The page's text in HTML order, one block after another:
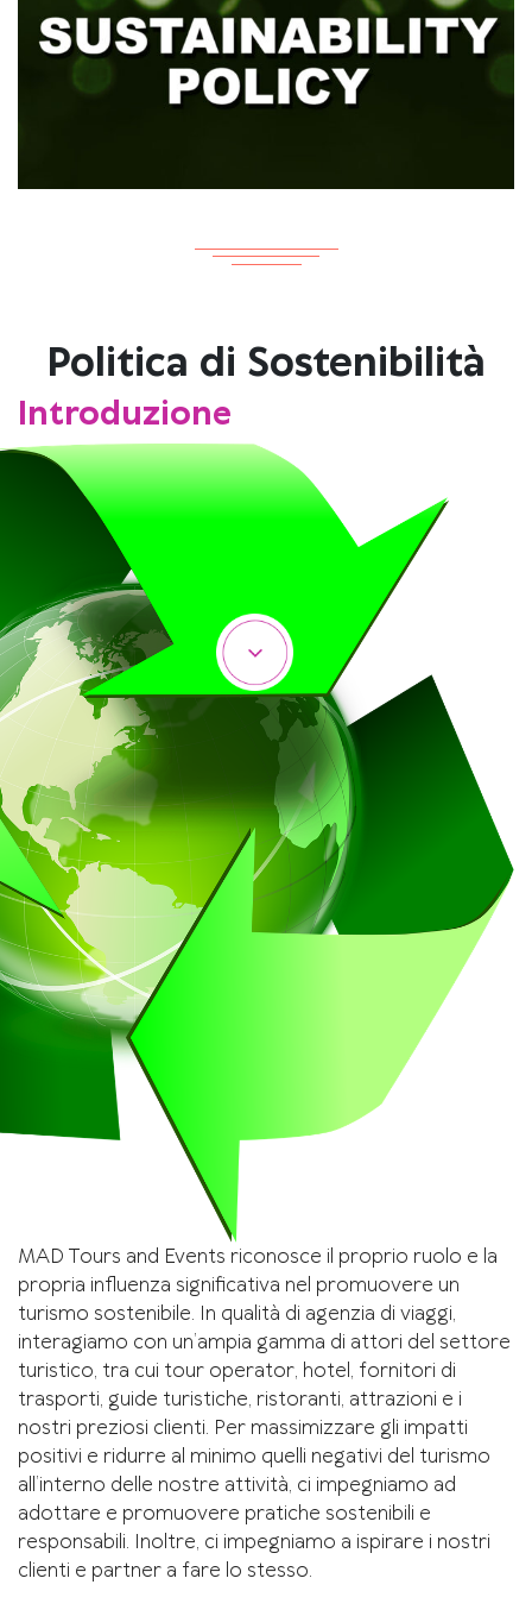
Politica di Sostenibilità
Introduzione
MAD Tours and Events riconosce il proprio ruolo e la
propria influenza significativa nel promuovere un
turismo sostenibile. In qualità di agenzia di viaggi,
interagiamo con un’ampia gamma di attori del settore
turistico, tra cui tour operator, hotel, fornitori di
trasporti, guide turistiche, ristoranti, attrazioni e i
nostri preziosi clienti. Per massimizzare gli impatti
positivi e ridurre al minimo quelli negativi del turismo
all’interno delle nostre attività, ci impegniamo ad
adottare e promuovere pratiche sostenibili e
responsabili. Inoltre, ci impegniamo a ispirare i nostri
clienti e partner a fare lo stesso.